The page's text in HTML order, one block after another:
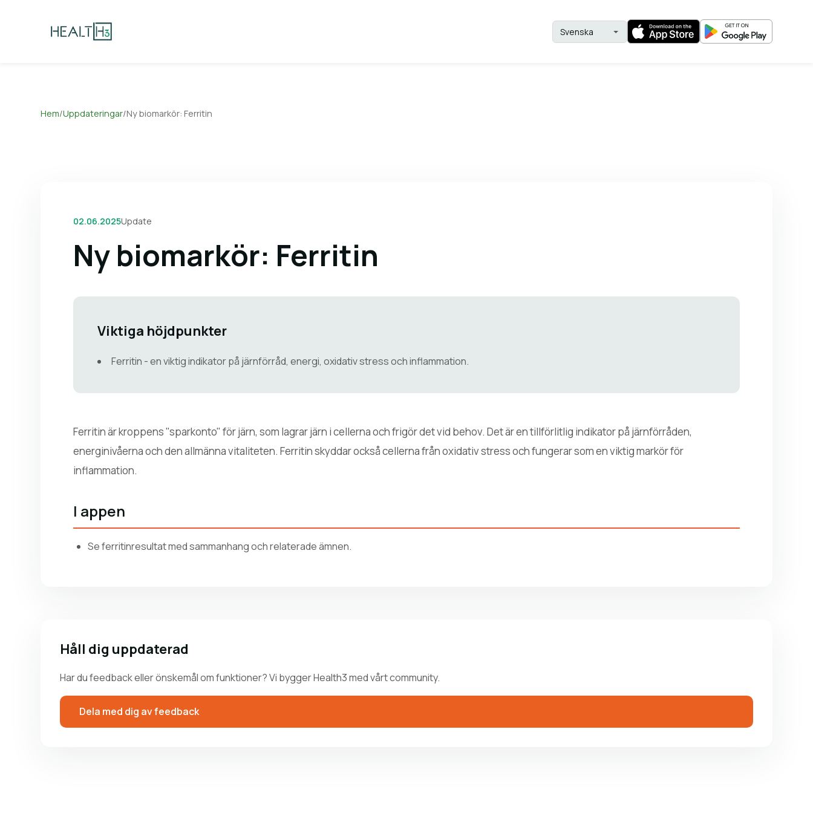
Hem/Uppdateringar/Ny biomarkör: Ferritin
02.06.2025Update
Ny biomarkör: Ferritin
Viktiga höjdpunkter
Ferritin - en viktig indikator på järnförråd, energi, oxidativ stress och inflammation.
Ferritin är kroppens "sparkonto" för järn, som lagrar järn i cellerna och frigör det vid behov. Det är en tillförlitlig indikator på järnförråden,
energinivåerna och den allmänna vitaliteten. Ferritin skyddar också cellerna från oxidativ stress och fungerar som en viktig markör för
inflammation.
I appen
Se ferritinresultat med sammanhang och relaterade ämnen.
Håll dig uppdaterad
Har du feedback eller önskemål om funktioner? Vi bygger Health3 med vårt community.
Dela med dig av feedback